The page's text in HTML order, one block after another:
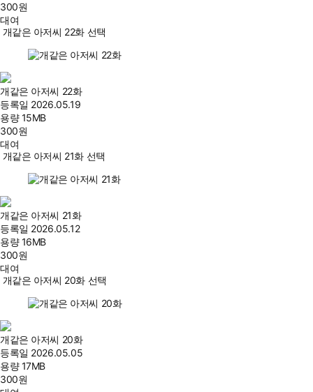
300원
대여
개같은 아저씨 22화 선택
개같은 아저씨 22화
등록일 2026.05.19
용량15MB
300원
대여
개같은 아저씨 21화 선택
개같은 아저씨 21화
등록일 2026.05.12
용량16MB
300원
대여
개같은 아저씨 20화 선택
개같은 아저씨 20화
등록일 2026.05.05
용량17MB
300원